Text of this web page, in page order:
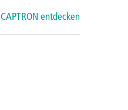
CAPTRON entdecken